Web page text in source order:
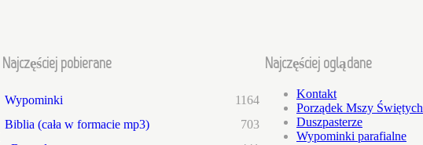
Najczęściej pobierane
Wypominki
1164
Biblia (cała w formacie mp3)
703
Najczęściej oglądane
Kontakt
Porządek Mszy Świętych
Duszpasterze
Wypominki parafialne